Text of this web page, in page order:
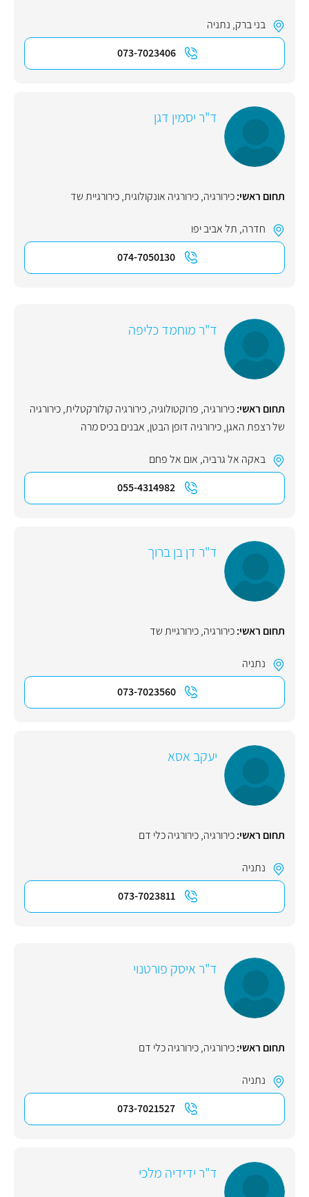
בני ברק, נתניה
073-7023406
ד"ר יסמין דגן
תחום ראשי:כירורגיה,כירורגיה אונקולוגית,כירורגיית שד
חדרה, תל אביב יפו
074-7050130
ד"ר מוחמד כליפה
תחום ראשי:כירורגיה, פרוקטולוגיה,כירורגיה קולורקטלית,כירורגיה
של רצפת האגן,כירורגיה דופן הבטן, אבנים בכיס מרה
באקה אל גרביה, אום אל פחם
055-4314982
ד"ר דן בן ברוך
תחום ראשי:כירורגיה,כירורגיית שד
נתניה
073-7023560
יעקב אסא
תחום ראשי:כירורגיה,כירורגיה כלי דם
נתניה
073-7023811
ד"ר איסק פורטנוי
תחום ראשי:כירורגיה,כירורגיה כלי דם
נתניה
073-7021527
ד"ר ידידיה מלכי